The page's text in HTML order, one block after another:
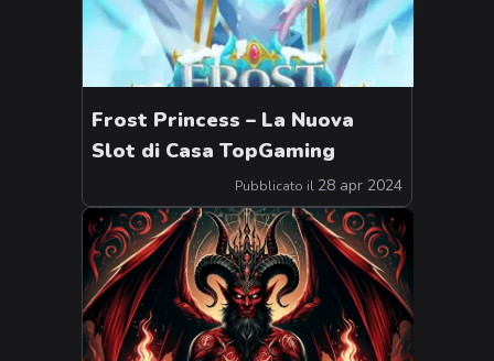
Frost Princess – La Nuova
Slot di Casa TopGaming
Pubblicato il 28 apr 2024